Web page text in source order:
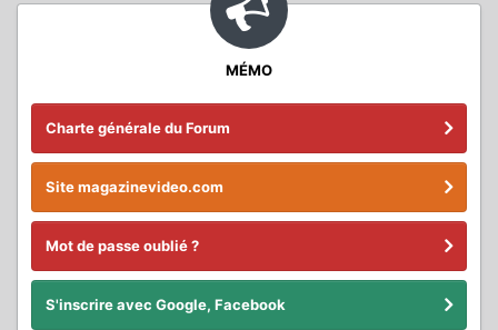
MÉMO
Charte générale du Forum
Site magazinevideo.com
Mot de passe oublié ?
S'inscrire avec Google, Facebook